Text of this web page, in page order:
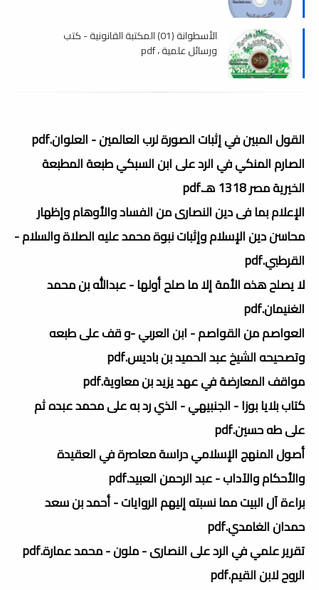
الأسطوانة (01) المكتبة القانونية - كتب
ورسائل علمية ، pdf
القول المبين في إثبات الصورة لرب العالمين - العلوان.pdf
الصارم المنكي في الرد على ابن السبكي طبعة المطبعة
الخيرية مصر 1318 هـ.pdf
الإعلام بما فى دين النصارى من الفساد والأوهام وإظهار
محاسن دين الإسلام وإثبات نبوة محمد عليه الصلاة والسلام -
القرطبي.pdf
لا يصلح هذه الأمة إلا ما صلح أولها - عبدالله بن محمد
الغنيمان.pdf
العواصم من القواصم - ابن العربي -و قف على طبعه
وتصحيحه الشيخ عبد الحميد بن باديس.pdf
مواقف المعارضة في عهد يزيد بن معاوية.pdf
كتاب بلايا بوزا - الجنبيهي - الذي رد به على محمد عبده ثم
على طه حسين.pdf
أصول المنهج الإسلامي دراسة معاصرة في العقيدة
والأحكام والآداب - عبد الرحمن العبيد.pdf
براءة آل البيت مما نسبته إليهم الروايات - أحمد بن سعد
حمدان الغامدي.pdf
تقرير علمي في الرد على النصارى - ملون - محمد عمارة.pdf
الروح لابن القيم.pdf